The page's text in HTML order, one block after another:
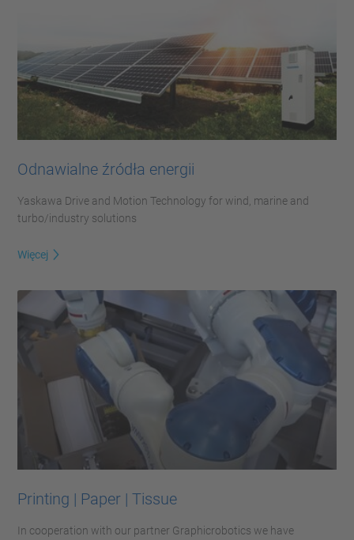
Odnawialne źródła energii
Yaskawa Drive and Motion Technology for wind, marine and
turbo/industry solutions
Więcej
Printing | Paper | Tissue
In cooperation with our partner Graphicrobotics we have